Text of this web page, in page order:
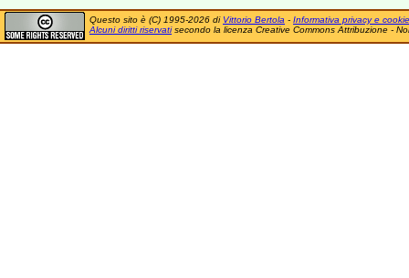
Questo sito è (C) 1995-2026 di Vittorio Bertola - Informativa privacy e cookie
Alcuni diritti riservatisecondo la licenza Creative Commons Attribuzione -